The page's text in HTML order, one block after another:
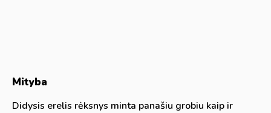
Mityba
Didysis erelis rėksnys minta panašiu grobiu kaip ir